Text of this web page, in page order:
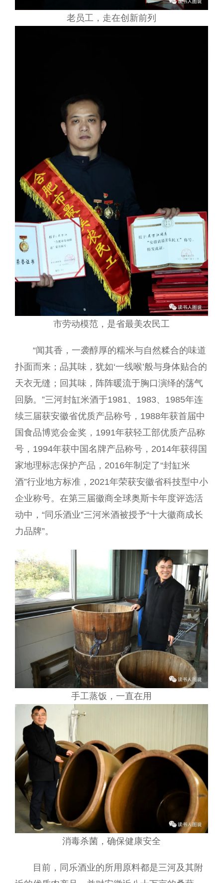
老员工，走在创新前列
市劳动模范，是省最美农民工
“闻其香，一袭醇厚的糯米与自然糅合的味道
扑面而来；品其味，犹如‘一线喉’般与身体贴合的
天衣无缝；回其味，阵阵暖流于胸口演绎的荡气
回肠。”三河封缸米酒于1981、1983、1985年连
续三届获安徽省优质产品称号，1988年获首届中
国食品博览会金奖，1991年获轻工部优质产品称
号，1994年获中国名牌产品称号，2014年获得国
家地理标志保护产品，2016年制定了“封缸米
酒”行业地方标准，2021年荣获安徽省科技型中小
企业称号。在第三届徽商全球奥斯卡年度评选活
动中，“同乐酒业”三河米酒被授予“十大徽商成长
力品牌”。
手工蒸饭，一直在用
消毒杀菌，确保健康安全
目前，同乐酒业的所用原料都是三河及其附